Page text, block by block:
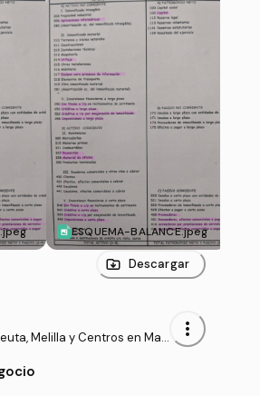
ESQUEMA-BALANCE.jpeg
Descargar
Melilla y Centros en Mar
more_vert